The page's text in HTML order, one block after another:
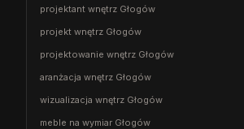
projektant wnętrz Głogów
projekt wnętrz Głogów
projektowanie wnętrz Głogów
aranżacja wnętrz Głogów
wizualizacja wnętrz Głogów
meble na wymiar Głogów